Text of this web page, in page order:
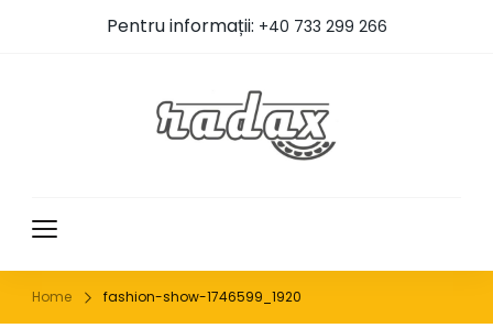
Pentru informații: +40 733 299 266
Home fashion-show-1746599_1920